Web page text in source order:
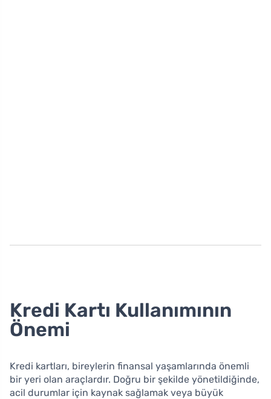
Kredi Kartı Kullanımının
Önemi
Kredi kartları, bireylerin finansal yaşamlarında önemli
bir yeri olan araçlardır. Doğru bir şekilde yönetildiğinde,
acil durumlar için kaynak sağlamak veya büyük